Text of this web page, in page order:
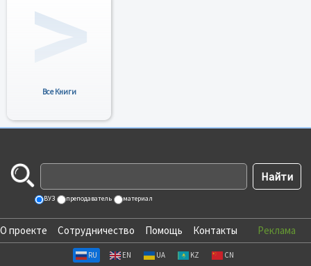
Все Книги
ВУЗ преподаватель материал
О проекте Сотрудничество Помощь Контакты Реклама
RU EN UA KZ CN